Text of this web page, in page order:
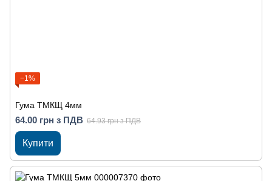
−1%
Гума ТМКЩ 4мм
64.00 грн з ПДВ 64.93 грн з ПДВ
Купити